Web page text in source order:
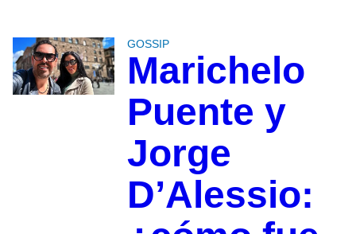
GOSSIP
Marichelo
Puente y
Jorge
D’Alessio: